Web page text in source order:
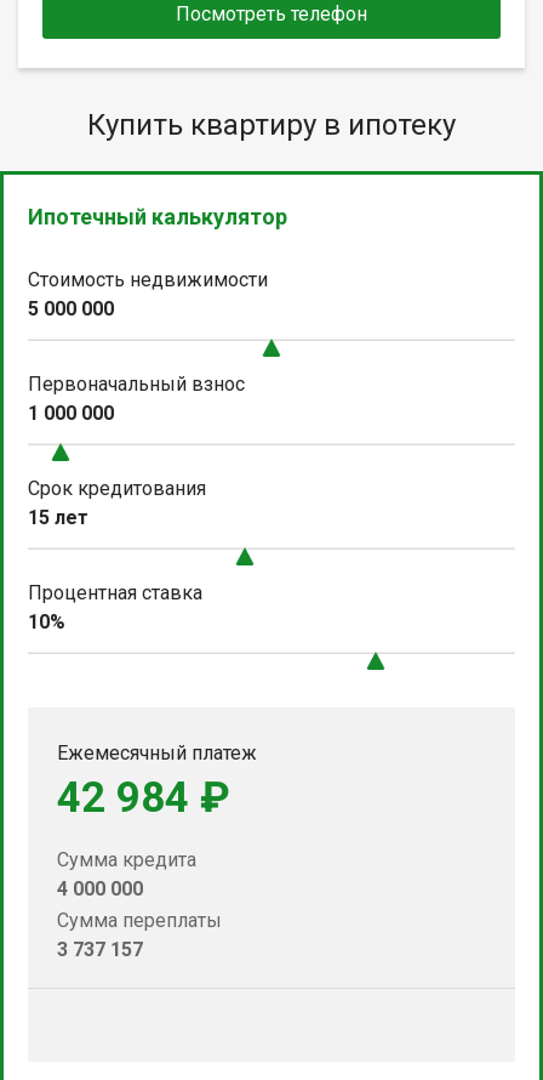
Посмотреть телефон
Купить квартиру в ипотеку
Ипотечный калькулятор
Стоимость недвижимости
5 000 000
Первоначальный взнос
1 000 000
Срок кредитования
15 лет
Процентная ставка
10%
Ежемесячный платеж
42 984 ₽
Сумма кредита
4 000 000
Сумма переплаты
3 737 157